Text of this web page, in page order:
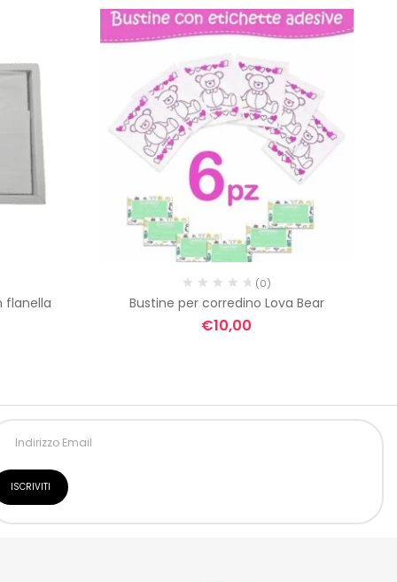
flanella
(0)
Bustine per corredino Lova Bear
€10,00